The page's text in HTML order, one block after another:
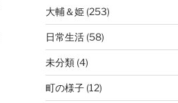
大輔＆姫(253)
日常生活(58)
未分類(4)
町の様子(12)